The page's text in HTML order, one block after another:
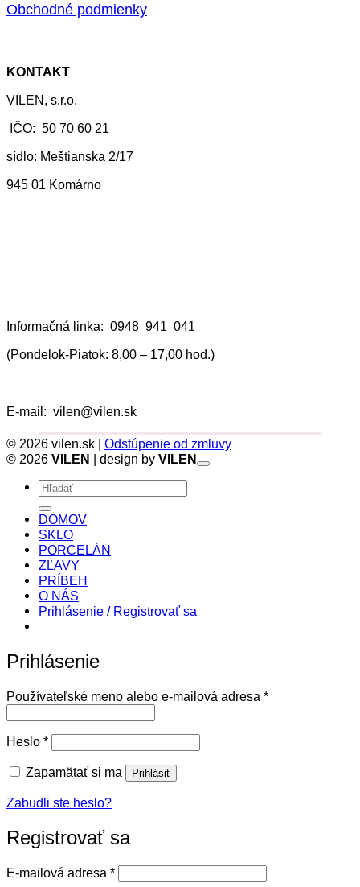
Obchodné podmienky
KONTAKT
VILEN, s.r.o.
IČO: 50 70 60 21
sídlo: Meštianska 2/17
945 01 Komárno
Informačná linka: 0948 941 041
(Pondelok-Piatok: 8,00 – 17,00 hod.)
E-mail: vilen@vilen.sk
© 2026 vilen.sk | Odstúpenie od zmluvy
© 2026 VILEN | design by VILEN
Hľadať:
DOMOV
SKLO
PORCELÁN
ZĽAVY
PRÍBEH
O NÁS
Prihlásenie / Registrovať sa
Prihlásenie
Používateľské meno alebo e-mailová adresa *Povinné
Heslo *Povinné
Zapamätať si ma Prihlásiť
Zabudli ste heslo?
Registrovať sa
E-mailová adresa *Povinné